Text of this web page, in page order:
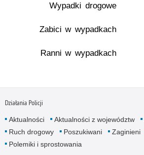
Wypadki drogowe
Zabici w wypadkach
Ranni w wypadkach
Działania Policji
Aktualności Aktualności z województw
Ruch drogowy
Poszukiwani Zaginieni
Polemiki i sprostowania